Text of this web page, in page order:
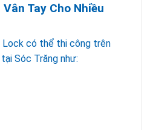
Tay Cho Nhiều
có thể thi công trên
Sóc Trăng như: